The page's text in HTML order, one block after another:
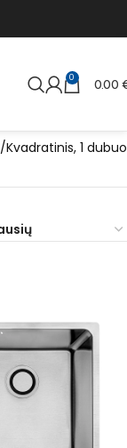
0 0.00
Kvadratinis, 1 dubuo